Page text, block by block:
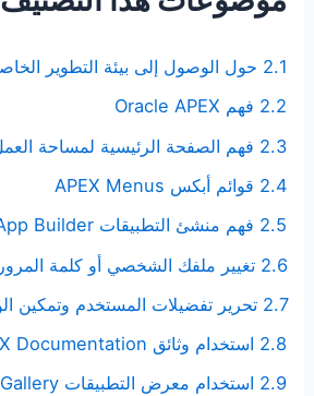
2.1 حول الوصول إلى بيئة التطوير الخاصة بك
2.2 فهم Oracle APEX
2.3 فهم الصفحة الرئيسية لمساحة العمل
2.4 قوائم أبكس APEX Menus
2.5 فهم منشئ التطبيقات App Builder
2.6 تغيير ملفك الشخصي أو كلمة المرور
2.7 تحرير تفضيلات المستخدم وتمكين الوضع الداكن
2.8 استخدام وثائق Oracle APEX Documentation
2.9 استخدام معرض التطبيقات App Gallery